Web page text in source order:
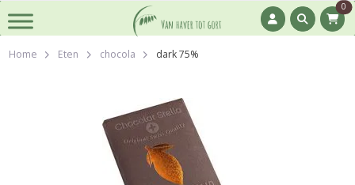
0
Home Eten chocola dark 75%